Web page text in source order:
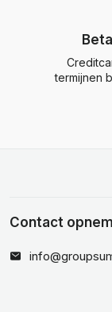
termijnen
Contact